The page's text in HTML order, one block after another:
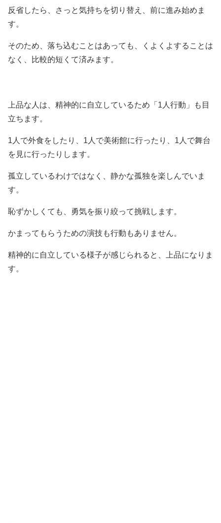
反省したら、さっと気持ちを切り替え、前に進み始めま
す。
そのため、落ち込むことはあっても、くよくよすることは
なく、比較的短くて済みます。
上品な人は、精神的に自立しているため「1人行動」も目
立ちます。
1人で外食をしたり、1人で美術館に行ったり、1人で舞台
を見に行ったりします。
孤立しているわけではなく、静かな孤独を楽しんでいま
す。
恥ずかしくても、勇気を振り絞って挑戦します。
かまってもらうための演技も行動もありません。
精神的に自立している様子が感じられると、上品になりま
す。